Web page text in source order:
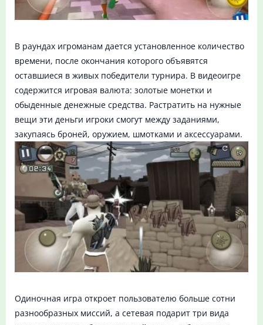
В раундах игроманам дается установленное количество
времени, после окончания которого объявятся
оставшиеся в живых победители турнира. В видеоигре
содержится игровая валюта: золотые монетки и
обыденные денежные средства. Растратить на нужные
вещи эти деньги игроки смогут между заданиями,
закупаясь броней, оружием, шмотками и аксессуарами.
Одиночная игра откроет пользователю больше сотни
разнообразных миссий, а сетевая подарит три вида